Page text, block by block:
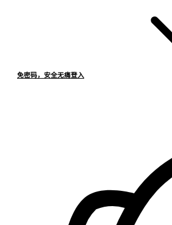
免密码，安全无痛登入